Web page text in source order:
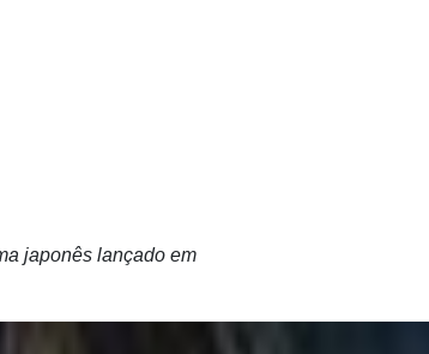
japonês lançado em